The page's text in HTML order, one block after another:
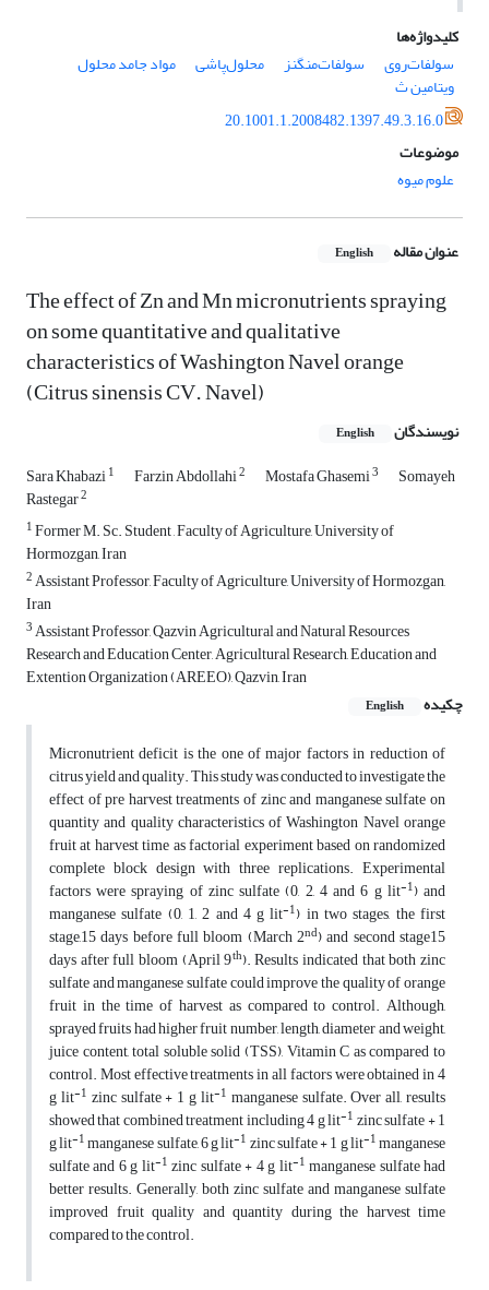
کلیدواژه‌ها
سولفات‌روی
سولفات‌منگنز محلول‌پاشی مواد جامد محلول
ویتامین ث
20.1001.1.2008482.1397.49.3.16.0
موضوعات
علوم میوه
عنوان مقاله English
The effect of Zn and Mn micronutrients spraying
on some quantitative and qualitative
characteristics of Washington Navel orange
(Citrus sinensis CV. Navel)
نویسندگان English
Sara Khabazi1 Farzin Abdollahi2 Mostafa Ghasemi3 Somayeh
Rastegar2
1Former M. Sc. Student , Faculty of Agriculture, University of
Hormozgan, Iran
2Assistant Professor, Faculty of Agriculture, University of Hormozgan,
Iran
3Assistant Professor, Qazvin Agricultural and Natural Resources
Research and Education Center, Agricultural Research, Education and
Extention Organization (AREEO), Qazvin, Iran
چکیده
English
Micronutrient deficit is the one of major factors in reduction of
citrus yield and quality. This study was conducted to investigate the
effect of pre harvest treatments of zinc and manganese sulfate on
quantity and quality characteristics of Washington Navel orange
fruit at harvest time as factorial experiment based on randomized
complete block design with three replications. Experimental
factors were spraying of zinc sulfate (0, 2, 4 and 6 g lit-1) and
manganese sulfate (0, 1, 2 and 4 g lit-1) in two stages, the first
stage,15 days before full bloom (March 2nd) and second stage15
days after full bloom (April 9th). Results indicated that both zinc
sulfate and manganese sulfate could improve the quality of orange
fruit in the time of harvest as compared to control. Although,
sprayed fruits had higher fruit number, length, diameter and weight,
juice content, total soluble solid (TSS), Vitamin C as compared to
control. Most effective treatments in all factors were obtained in 4
g lit-1 zinc sulfate + 1 g lit-1 manganese sulfate. Over all, results
showed that combined treatment including 4 g lit-1 zinc sulfate + 1
g lit-1manganese sulfate, 6 g lit-1 zinc sulfate + 1 g lit-1manganese
sulfate and 6 g lit-1 zinc sulfate + 4 g lit-1 manganese sulfate had
better results. Generally, both zinc sulfate and manganese sulfate
improved fruit quality and quantity during the harvest time
compared to the control.